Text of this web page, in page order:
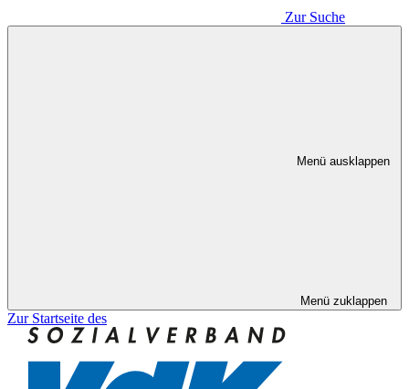
Zur Suche
Menü ausklappen
Menü zuklappen
Zur Startseite des